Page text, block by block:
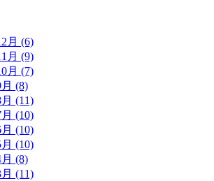
月 (6)
月 (9)
月 (7)
(8)
(11)
(10)
(10)
(10)
(8)
(11)